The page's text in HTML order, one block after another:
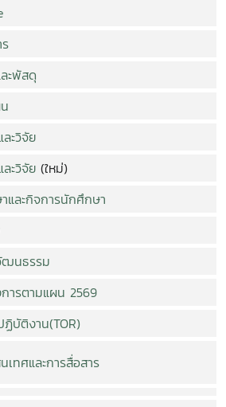
ะพัสดุ
ะวิจัย
ะวิจัย (ใหม่)
และกิจการนักศึกษา
ฒนธรรม
การตามแผน 2569
ฏิบัติงาน(TOR)
เทศและการสื่อสาร